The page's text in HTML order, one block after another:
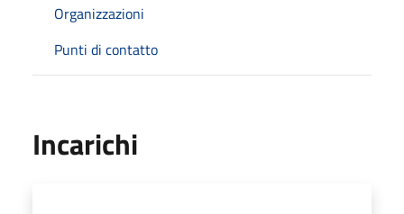
Organizzazioni
Punti di contatto
Incarichi